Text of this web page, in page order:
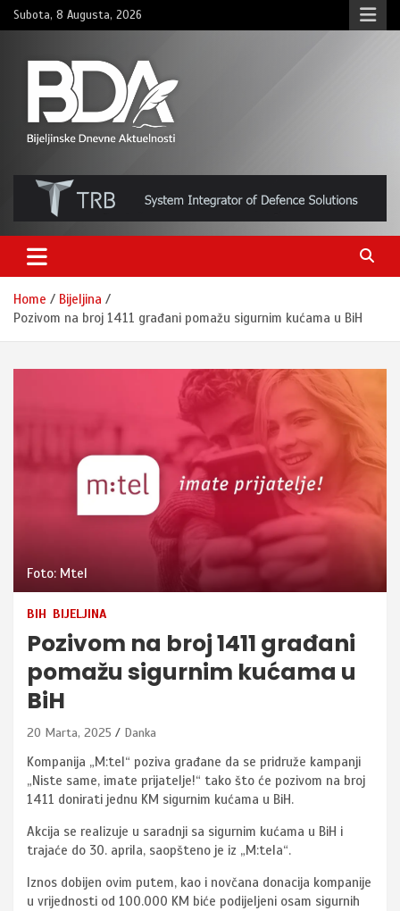
Skip
to
Subota, 8 Augusta, 2026
BNDAN.com
Home
Bijeljina
Pozivom na broj 1411 građani pomažu sigurnim kućama u BiH
Foto: Mtel
BIH BIJELJINA
Pozivom na broj 1411 građani
pomažu sigurnim kućama u
BiH
20 Marta, 2025 Danka
Kompanija „M:tel“ poziva građane da se pridruže kampanji
„Niste same, imate prijatelje!“ tako što će pozivom na broj
1411 donirati jednu KM sigurnim kućama u BiH.
Akcija se realizuje u saradnji sa sigurnim kućama u BiH i
trajaće do 30. aprila, saopšteno je iz „M:tela“.
Iznos dobijen ovim putem, kao i novčana donacija kompanije
u vrijednosti od 100.000 KM biće podijeljeni osam sigurnih